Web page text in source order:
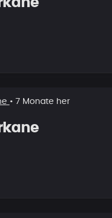
• 7 Monate her